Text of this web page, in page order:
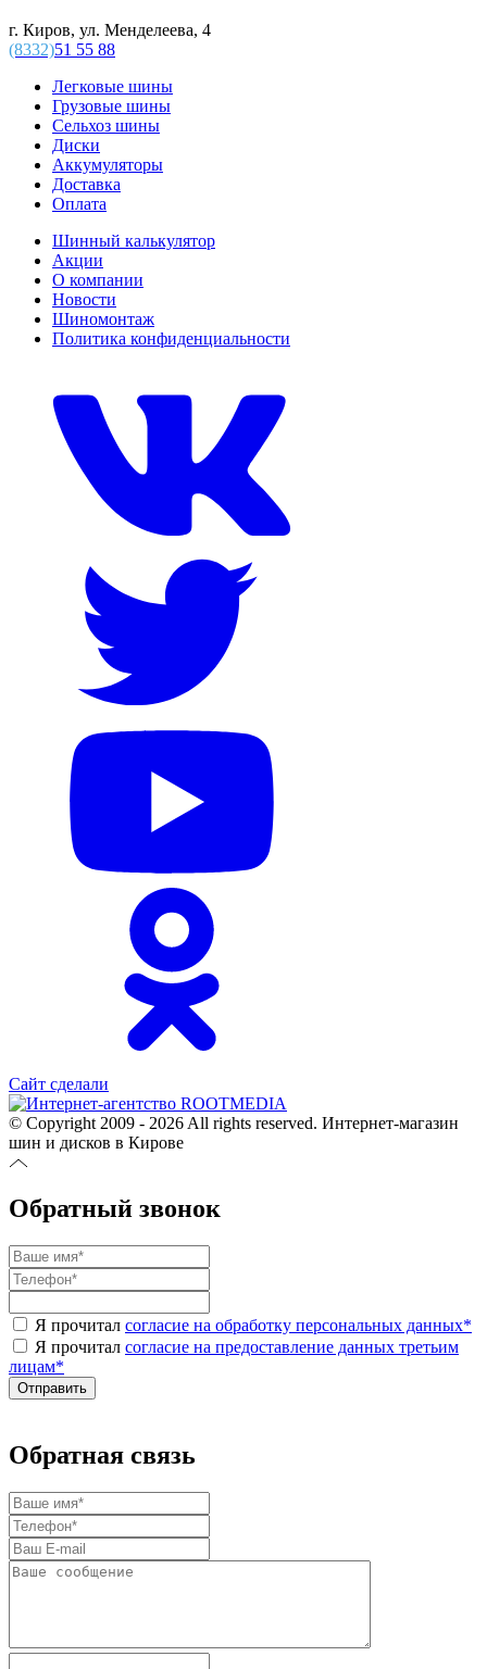
г. Киров, ул. Менделеева, 4
(8332)51 55 88
Легковые шины
Грузовые шины
Сельхоз шины
Диски
Аккумуляторы
Доставка
Оплата
Шинный калькулятор
Акции
О компании
Новости
Шиномонтаж
Политика конфиденциальности
Сайт сделали
© Copyright 2009 - 2026 All rights reserved. Интернет-магазин
шин и дисков в Кирове
Обратный звонок
Я прочитал согласие на обработку персональных данных*
Я прочитал согласие на предоставление данных третьим
лицам*
Обратная связь